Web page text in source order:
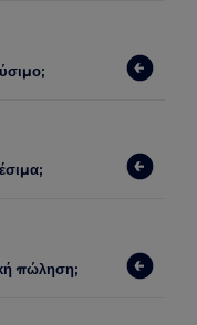
πώληση;